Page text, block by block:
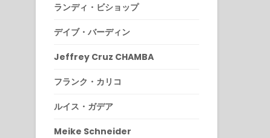
ランディ・ビショップ
デイブ・バーディン
Jeffrey Cruz CHAMBA
フランク・カリコ
ルイス・ガデア
Meike Schneider